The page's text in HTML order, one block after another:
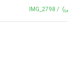
/
IMG_2798